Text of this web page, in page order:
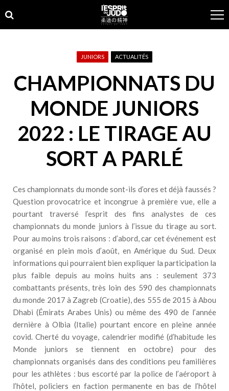
to
navigation
to
content
JUNIORS ACTUALITÉS
CHAMPIONNATS DU
MONDE JUNIORS
2022 : LE TIRAGE AU
SORT A PARLÉ
Ces championnats du monde sont-ils d’ores et déjà faussés ?
Question provocatrice et incongrue à première vue, elle a
pourtant traversé l’esprit des fins analystes de ces
championnats du monde juniors à l’issue du tirage au sort.
Pour au moins trois raisons : d’abord, car cet événement est
organisé en plein mois d’août, en Amérique du Sud. Deux
informations qui pourraient bien expliquer la participation la
plus faible depuis au moins huits ans : seulement 373
combattants présents, très loin des 590 des championnats
du monde 2017 à Zagreb (Croatie), des 555 de 2015 à Abou
Dhabi (Émirats Arabes Unis) ou même des 490 de l’année
dernière à Olbia (Italie) pourtant encore en pleine année
covid. Cherté du voyage, calendrier modifié (d’habitude les
Monde juniors se tiennent en octobre) pour des
championnats organisés dans des conditions peu familières
pour les athlètes : bus escorté par la police de l’aéroport à
l’hôtel, policiers en faction permanente en bas de l’hôtel